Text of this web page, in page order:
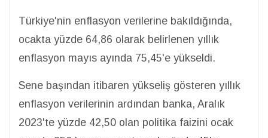
Türkiye'nin enflasyon verilerine bakıldığında,
ocakta yüzde 64,86 olarak belirlenen yıllık
enflasyon mayıs ayında 75,45'e yükseldi.
Sene başından itibaren yükseliş gösteren yıllık
enflasyon verilerinin ardından banka, Aralık
2023'te yüzde 42,50 olan politika faizini ocak